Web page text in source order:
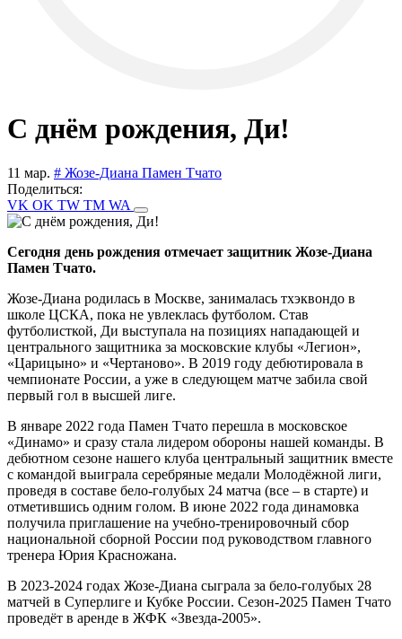
С днём рождения, Ди!
11 мар. # Жозе-Диана Памен Тчато
Поделиться:
VK OK TW TM WA
Сегодня день рождения отмечает защитник Жозе-Диана
Памен Тчато.
Жозе-Диана родилась в Москве, занималась тхэквондо в
школе ЦСКА, пока не увлеклась футболом. Став
футболисткой, Ди выступала на позициях нападающей и
центрального защитника за московские клубы «Легион»,
«Царицыно» и «Чертаново». В 2019 году дебютировала в
чемпионате России, а уже в следующем матче забила свой
первый гол в высшей лиге.
В январе 2022 года Памен Тчато перешла в московское
«Динамо» и сразу стала лидером обороны нашей команды. В
дебютном сезоне нашего клуба центральный защитник вместе
с командой выиграла серебряные медали Молодёжной лиги,
проведя в составе бело-голубых 24 матча (все – в старте) и
отметившись одним голом. В июне 2022 года динамовка
получила приглашение на учебно-тренировочный сбор
национальной сборной России под руководством главного
тренера Юрия Красножана.
В 2023-2024 годах Жозе-Диана сыграла за бело-голубых 28
матчей в Суперлиге и Кубке России. Сезон-2025 Памен Тчато
проведёт в аренде в ЖФК «Звезда-2005».